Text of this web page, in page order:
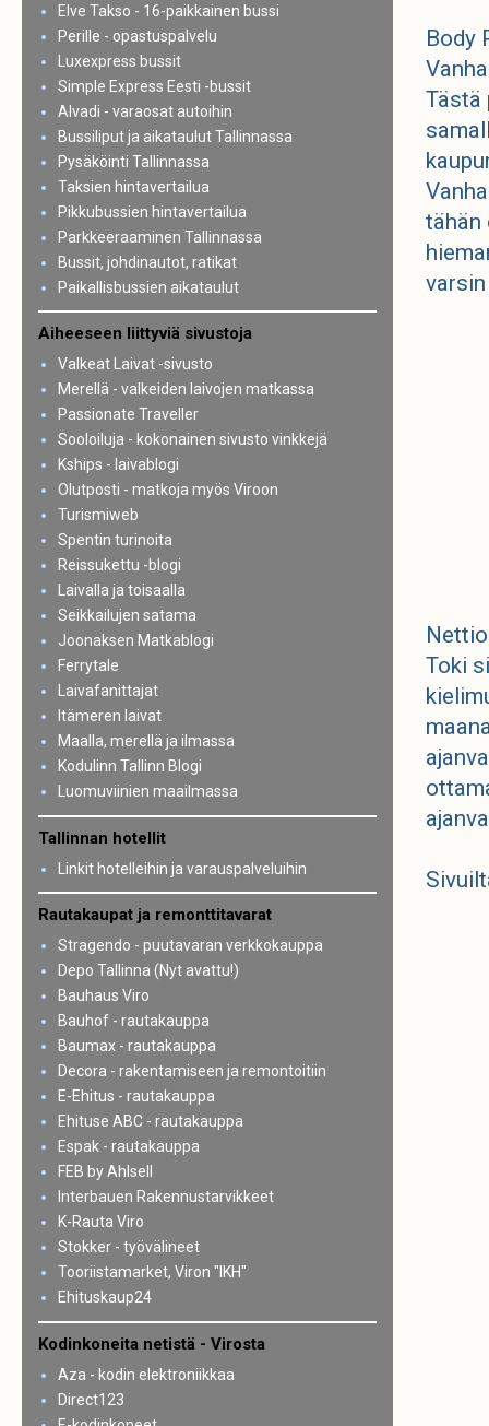
Body
Tästä
tähän
Toki
Elve Takso - 16-paikkainen bussi
Perille - opastuspalvelu
Luxexpress bussit
Simple Express Eesti -bussit
Alvadi - varaosat autoihin
Bussiliput ja aikataulut Tallinnassa
Pysäköinti Tallinnassa
Taksien hintavertailua
Pikkubussien hintavertailua
Parkkeeraaminen Tallinnassa
Bussit, johdinautot, ratikat
Paikallisbussien aikataulut
Aiheeseen liittyviä sivustoja
Valkeat Laivat -sivusto
Merellä - valkeiden laivojen matkassa
Passionate Traveller
Sooloiluja - kokonainen sivusto vinkkejä
Kships - laivablogi
Olutposti - matkoja myös Viroon
Turismiweb
Spentin turinoita
Reissukettu -blogi
Laivalla ja toisaalla
Seikkailujen satama
Joonaksen Matkablogi
Ferrytale
Laivafanittajat
Itämeren laivat
Maalla, merellä ja ilmassa
Kodulinn Tallinn Blogi
Luomuviinien maailmassa
Tallinnan hotellit
Linkit hotelleihin ja varauspalveluihin
Rautakaupat ja remonttitavarat
Stragendo - puutavaran verkkokauppa
Depo Tallinna (Nyt avattu!)
Bauhaus Viro
Bauhof - rautakauppa
Baumax - rautakauppa
Decora - rakentamiseen ja remontoitiin
E-Ehitus - rautakauppa
Ehituse ABC - rautakauppa
Espak - rautakauppa
FEB by Ahlsell
Interbauen Rakennustarvikkeet
K-Rauta Viro
Stokker - työvälineet
Tooriistamarket, Viron "IKH"
Ehituskaup24
Kodinkoneita netistä - Virosta
Aza - kodin elektroniikkaa
Direct123